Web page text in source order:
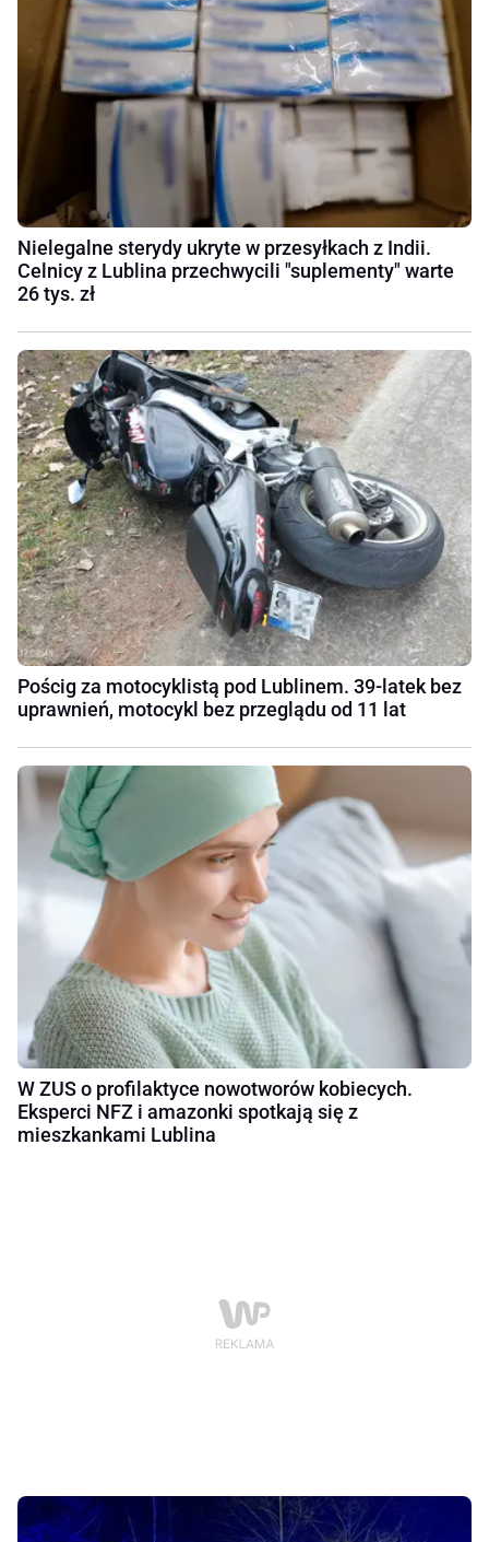
Nielegalne sterydy ukryte w przesyłkach z Indii.
Celnicy z Lublina przechwycili "suplementy" warte
26 tys. zł
Pościg za motocyklistą pod Lublinem. 39-latek bez
uprawnień, motocykl bez przeglądu od 11 lat
W ZUS o profilaktyce nowotworów kobiecych.
Eksperci NFZ i amazonki spotkają się z
mieszkankami Lublina